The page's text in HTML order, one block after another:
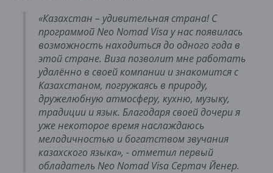
«Казахстан – удивительная страна! С
программой Neo Nomad Visa у нас появилась
возможность находиться до одного года в
этой стране. Виза позволит мне работать
удалённо в своей компании и знакомится с
Казахстаном, погружаясь в природу,
дружелюбную атмосферу, кухню, музыку,
традиции и язык. Благодаря своей дочери я
уже некоторое время наслаждаюсь
мелодичностью и богатством звучания
казахского языка», - отметил первый
обладатель Neo Nomad Visa Сертач Йенер.